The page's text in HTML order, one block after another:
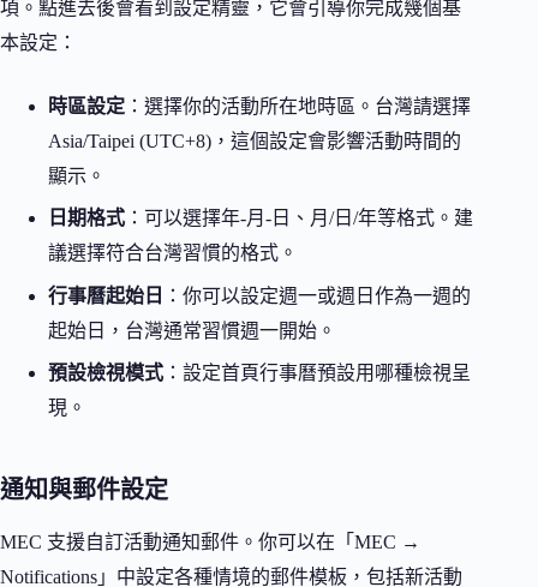
項。點進去後會看到設定精靈，它會引導你完成幾個基
本設定：
時區設定 ：選擇你的活動所在地時區。台灣請選擇
Asia/Taipei (UTC+8)，這個設定會影響活動時間的
顯示。
日期格式 ：可以選擇年-月-日、月/日/年等格式。建
議選擇符合台灣習慣的格式。
行事曆起始日
：你可以設定週一或週日作為一週的
起始日，台灣通常習慣週一開始。
預設檢視模式 ：設定首頁行事曆預設用哪種檢視呈
現。
通知與郵件設定
MEC 支援自訂活動通知郵件。你可以在「MEC →
Notifications」中設定各種情境的郵件模板，包括新活動